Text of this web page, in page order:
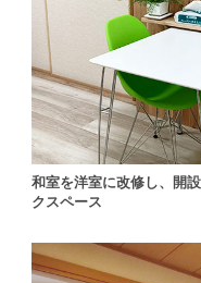
和室を洋室に改修し、開
クスペース